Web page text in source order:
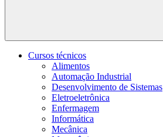
Buscar
Cursos técnicos
Alimentos
Automação Industrial
Desenvolvimento de Sistemas
Eletroeletrônica
Enfermagem
Informática
Mecânica